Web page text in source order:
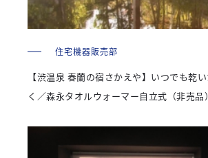
住宅機器販売部
【渋温泉 春蘭の宿さかえや】いつでも乾
く／森永タオルウォーマー自立式（非売品